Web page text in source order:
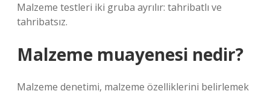
Malzeme testleri iki gruba ayrılır: tahribatlı ve
tahribatsız.
Malzeme muayenesi nedir?
Malzeme denetimi, malzeme özelliklerini belirlemek